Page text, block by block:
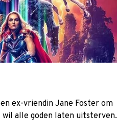
ex-vriendin Jane Foster om
alle goden laten uitsterven.